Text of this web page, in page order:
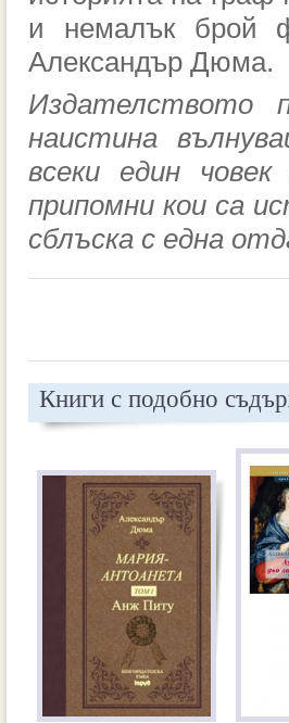
и немалък брой
Александър Дюма.
Издателството
наистина
всеки един
припомни кои са
сблъска с една
Книги с подобно